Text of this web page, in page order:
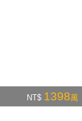
NT$ 1398萬